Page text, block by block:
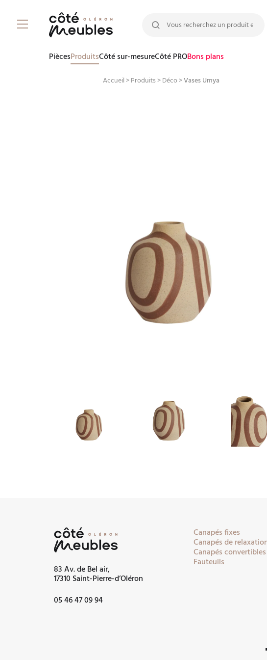
Rechercher :
PiècesProduitsCôté sur-mesureCôté PROBons plans
Accueil > Produits> Déco>Vases Umya
83 Av. de Bel air,
17310 Saint-Pierre-d’Oléron
05 46 47 09 94
Canapés fixes
Canapés de
Canapés convertibles
Fauteuils